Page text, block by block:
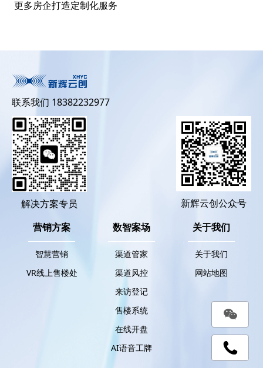
更多房企打造定制化服务
联系我们 18382232977
解决方案专员
新辉云创公众号
营销方案
智慧营销
VR线上售楼处
数智案场
渠道管家
渠道风控
来访登记
售楼系统
在线开盘
AI语音工牌
关于我们
关于我们
网站地图